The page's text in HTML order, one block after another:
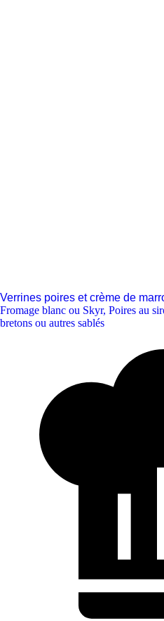
Verrines poires et crème de
Fromage blanc ou Skyr, Poires au
bretons ou autres sablés